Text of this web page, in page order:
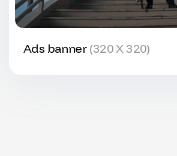
Ads banner (320 X 320)